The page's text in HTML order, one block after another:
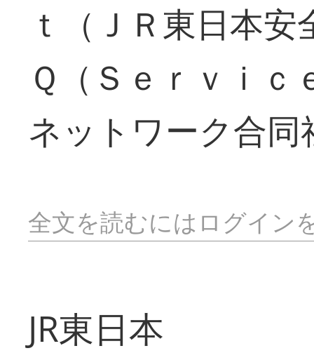
ｔ（ＪＲ東日本
Ｑ（Ｓｅｒｖｉ
ネットワーク合
全文を読むにはログイン
JR東日本